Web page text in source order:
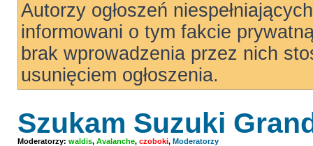
Autorzy ogłoszeń
informowani o tym fakcie
brak wprowadzenia przez nich
usunięciem ogłoszenia.
Szukam Suzuki
Moderatorzy: waldis, Avalanche, czoboki, Moderatorzy